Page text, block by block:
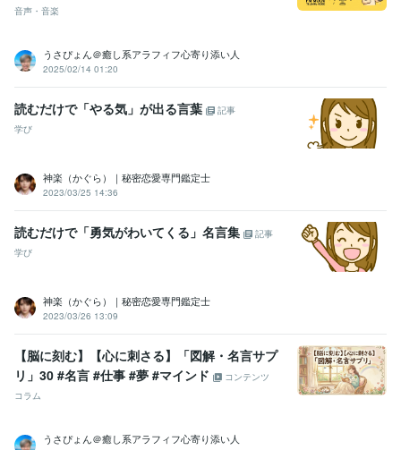
音声・音楽
うさぴょん＠癒し系アラフィフ心寄り添い人
2025/02/14 01:20
読むだけで「やる気」が出る言葉
記事
学び
神楽（かぐら）｜秘密恋愛専門鑑定士
2023/03/25 14:36
読むだけで「勇気がわいてくる」名言集
記事
学び
神楽（かぐら）｜秘密恋愛専門鑑定士
2023/03/26 13:09
【脳に刻む】【心に刺さる】「図解・名言サプ
リ」30 #名言 #仕事 #夢 #マインド
コンテンツ
コラム
うさぴょん＠癒し系アラフィフ心寄り添い人